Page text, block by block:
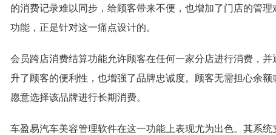
的消费记录难以同步，给顾客带来不便，也增加了门店的管
功能，正是针对这一痛点设计的。
会员跨店消费结算功能允许顾客在任何一家分店进行消费，
升了顾客的便利性，也增强了品牌忠诚度。顾客无需担心余
愿意选择该品牌进行长期消费。
车盈易汽车美容管理软件在这一功能上表现尤为出色。其系